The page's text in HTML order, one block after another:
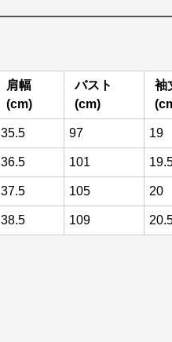
肩幅
(cm)
バスト
(cm)
袖
35.5 97 19
36.5 101
37.5 105 20
38.5 109